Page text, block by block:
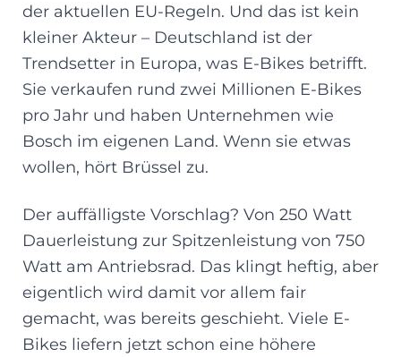
der aktuellen EU-Regeln. Und das ist kein
kleiner Akteur – Deutschland ist der
Trendsetter in Europa, was E-Bikes betrifft.
Sie verkaufen rund zwei Millionen E-Bikes
pro Jahr und haben Unternehmen wie
Bosch im eigenen Land. Wenn sie etwas
wollen, hört Brüssel zu.
Der auffälligste Vorschlag? Von 250 Watt
Dauerleistung zur Spitzenleistung von 750
Watt am Antriebsrad. Das klingt heftig, aber
eigentlich wird damit vor allem fair
gemacht, was bereits geschieht. Viele E-
Bikes liefern jetzt schon eine höhere